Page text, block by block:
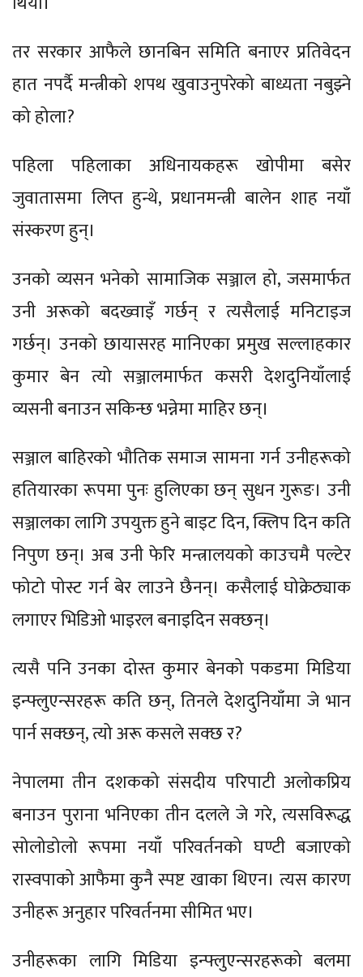
तर सरकार आफैले छानबिन समिति बनाएर प्रतिवेदन
हात नपर्दै मन्त्रीको शपथ खुवाउनुपरेको बाध्यता नबुझ्ने
को होला?
पहिला पहिलाका अधिनायकहरू खोपीमा बसेर
जुवातासमा लिप्त हुन्थे, प्रधानमन्त्री बालेन शाह नयाँ
संस्करण हुन्।
उनको व्यसन भनेको सामाजिक सञ्जाल हो, जसमार्फत
उनी अरूको बदख्वाइँ गर्छन् र त्यसैलाई मनिटाइज
गर्छन्। उनको छायासरह मानिएका प्रमुख सल्लाहकार
कुमार बेन त्यो सञ्जालमार्फत कसरी देशदुनियाँलाई
व्यसनी बनाउन सकिन्छ भन्नेमा माहिर छन्।
सञ्जाल बाहिरको भौतिक समाज सामना गर्न उनीहरूको
हतियारका रूपमा पुनः हुलिएका छन् सुधन गुरूङ। उनी
सञ्जालका लागि उपयुक्त हुने बाइट दिन, क्लिप दिन कति
निपुण छन्। अब उनी फेरि मन्त्रालयको काउचमै पल्टेर
फोटो पोस्ट गर्न बेर लाउने छैनन्। कसैलाई घोक्रेठ्याक
लगाएर भिडिओ भाइरल बनाइदिन सक्छन्।
त्यसै पनि उनका दोस्त कुमार बेनको पकडमा मिडिया
इन्फ्लुएन्सरहरू कति छन्, तिनले देशदुनियाँमा जे भान
पार्न सक्छन्, त्यो अरू कसले सक्छ र?
नेपालमा तीन दशकको संसदीय परिपाटी अलोकप्रिय
बनाउन पुराना भनिएका तीन दलले जे गरे, त्यसविरूद्ध
सोलोडोलो रूपमा नयाँ परिवर्तनको घण्टी बजाएको
रास्वपाको आफैमा कुनै स्पष्ट खाका थिएन। त्यस कारण
उनीहरू अनुहार परिवर्तनमा सीमित भए।
उनीहरूका लागि मिडिया इन्फ्लुएन्सरहरूको बलमा